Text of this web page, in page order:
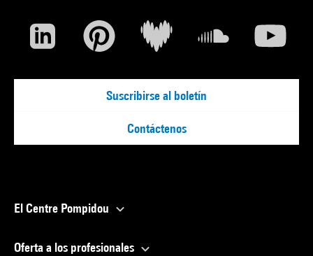
Suscribirse al boletín
Contáctenos
El Centre Pompidou
Oferta a los profesionales